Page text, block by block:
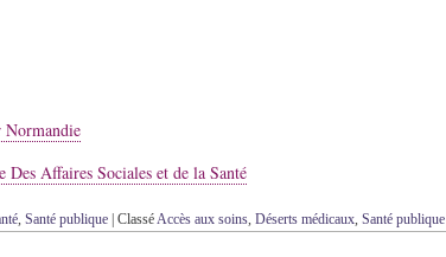
Affaires Sociales et de la Santé
, Santé publique ClasséAccès aux soins, Déserts médicaux, Santé publique